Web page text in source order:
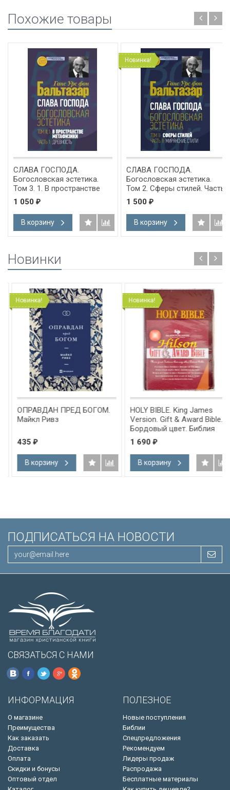
Похожие товары
СЛАВА ГОСПОДА.
Богословская эстетика.
Том 3. 1. В пространстве
метафизики. Часть 1.
Древность. Ганс Урс фон
Бальтазар
1 050 ₽
В корзину
Новинка!
СЛАВА ГОСПОДА.
Богословская эстетика.
Том 2. Сферы стилей. Часть
2: Мирянские стили. Ганс
Урс фон Бальтазар
1 500 ₽
В корзину
Новинки
Новинка!
ОПРАВДАН ПРЕД БОГОМ.
Майкл Ривз
435₽
В корзину
Новинка!
HOLY BIBLE. King James
Version. Gift & Award Bible.
Бордовый цвет. Библия
Короля Иакова на
английском языке.
Словарь, карты, закладка,
подарочная вкладка, слова
Иисуса выделены красным
1 690₽
В корзину
ПОДПИСАТЬСЯ НА НОВОСТИ
СВЯЗАТЬСЯ С НАМИ
ИНФОРМАЦИЯ
О магазине
Преимущества
Как заказать
Доставка
Оплата
Скидки и бонусы
Оптовый отдел
ПОЛЕЗНОЕ
Новые поступления
Библии
Спецпредложения
Рекомендуем
Лидеры продаж
Распродажа
Бесплатные материалы